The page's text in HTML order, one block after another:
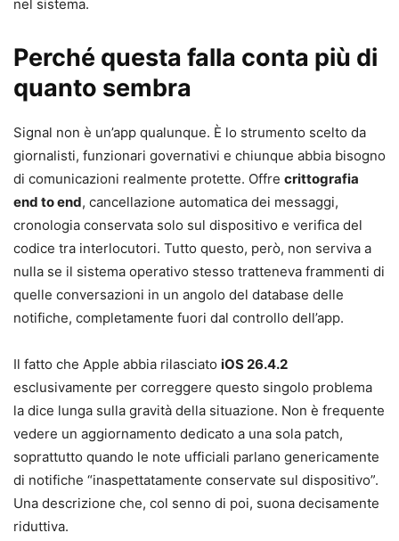
nel sistema.
Perché questa falla conta più di
quanto sembra
Signal non è un’app qualunque. È lo strumento scelto da
giornalisti, funzionari governativi e chiunque abbia bisogno
di comunicazioni realmente protette. Offre crittografia
end to end, cancellazione automatica dei messaggi,
cronologia conservata solo sul dispositivo e verifica del
codice tra interlocutori. Tutto questo, però, non serviva a
nulla se il sistema operativo stesso tratteneva frammenti di
quelle conversazioni in un angolo del database delle
notifiche, completamente fuori dal controllo dell’app.
Il fatto che Apple abbia rilasciato iOS 26.4.2
esclusivamente per correggere questo singolo problema
la dice lunga sulla gravità della situazione. Non è frequente
vedere un aggiornamento dedicato a una sola patch,
soprattutto quando le note ufficiali parlano genericamente
di notifiche “inaspettatamente conservate sul dispositivo”.
Una descrizione che, col senno di poi, suona decisamente
riduttiva.